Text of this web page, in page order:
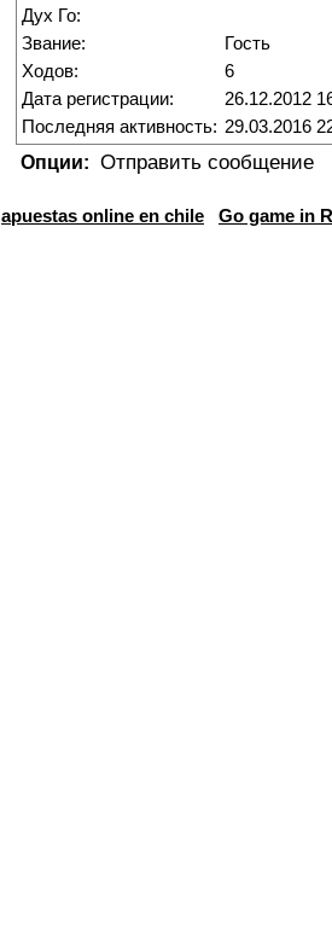
Дух Го:
Звание:
Гость
Ходов:
6
Дата регистрации:
26.12.2012
Последняя активность: 29.03.2016
Опции: Отправить сообщение
apuestas online en chile Go game in